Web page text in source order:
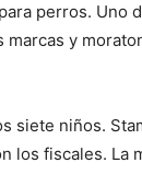
perros. Uno
y
siete niños.
los fiscales. La